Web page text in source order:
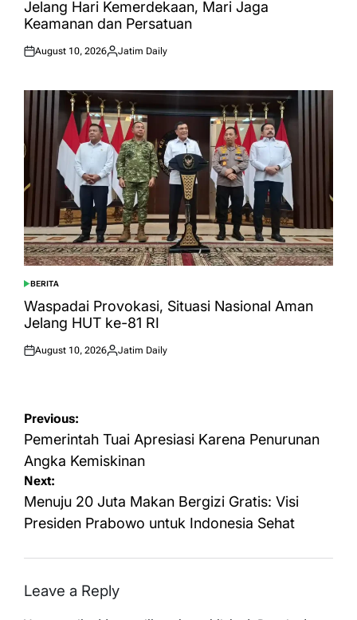
Jelang Hari Kemerdekaan, Mari Jaga
Keamanan dan Persatuan
Posted
August 10, 2026
Posted
Jatim Daily
POSTED
IN
BERITA
Waspadai Provokasi, Situasi Nasional Aman
Jelang HUT ke-81 RI
Posted
August 10, 2026
Posted
Jatim Daily
Post
navigation
Previous:
Pemerintah Tuai Apresiasi Karena Penurunan
Angka Kemiskinan
Next:
Menuju 20 Juta Makan Bergizi Gratis: Visi
Presiden Prabowo untuk Indonesia Sehat
Leave a Reply